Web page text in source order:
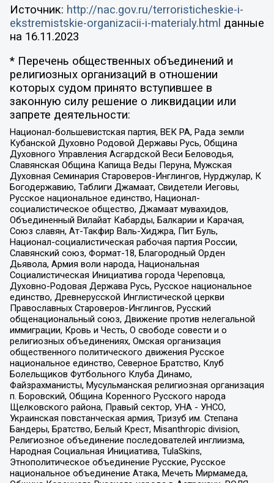
Источник: http://nac.gov.ru/terroristicheskie-i-
ekstremistskie-organizacii-i-materialy.html данные
на 16.11.2023
* Перечень общественных объединений и
религиозных организаций в отношении
которых судом принято вступившее в
законную силу решение о ликвидации или
запрете деятельности:
Национал-большевистская партия, ВЕК РА, Рада земли
Кубанской Духовно Родовой Державы Русь, Община
Духовного Управления Асгардской Веси Беловодья,
Славянская Община Капища Веды Перуна, Мужская
Духовная Семинария Староверов-Инглингов, Нурджулар, К
Богодержавию, Таблиги Джамаат, Свидетели Иеговы,
Русское национальное единство, Национал-
социалистическое общество, Джамаат мувахидов,
Объединенный Вилайат Кабарды, Балкарии и Карачая,
Союз славян, Ат-Такфир Валь-Хиджра, Пит Буль,
Национал-социалистическая рабочая партия России,
Славянский союз, Формат-18, Благородный Орден
Дьявола, Армия воли народа, Национальная
Социалистическая Инициатива города Череповца,
Духовно-Родовая Держава Русь, Русское национальное
единство, Древнерусской Инглистической церкви
Православных Староверов-Инглингов, Русский
общенациональный союз, Движение против нелегальной
иммиграции, Кровь и Честь, О свободе совести и о
религиозных объединениях, Омская организация
общественного политического движения Русское
национальное единство, Северное Братство, Клуб
Болельщиков Футбольного Клуба Динамо,
Файзрахманисты, Мусульманская религиозная организация
п. Боровский, Община Коренного Русского народа
Щелковского района, Правый сектор, УНА - УНСО,
Украинская повстанческая армия, Тризуб им. Степана
Бандеры, Братство, Белый Крест, Misanthropic division,
Религиозное объединение последователей инглиизма,
Народная Социальная Инициатива, TulaSkins,
Этнополитическое объединение Русские, Русское
национальное объединение Атака, Мечеть Мирмамеда,